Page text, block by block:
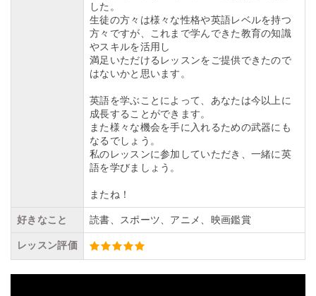
した。
生徒の方々は様々な性格や英語レベルを持つ
方々ですが、これまで学んできた教育の知識
やスキルを活用し
満足いただけるレッスンをご提供できたので
はないかと思います。
英語を学ぶことによって、あなたは今以上に
成長することができます。
また様々な機会を手に入れるための武器にも
なるでしょう。
私のレッスンに参加していただき、一緒に英
語を学びましょう。
またね！
好きなこと 読書、スポーツ、アニメ、映画鑑賞
レッスン評価